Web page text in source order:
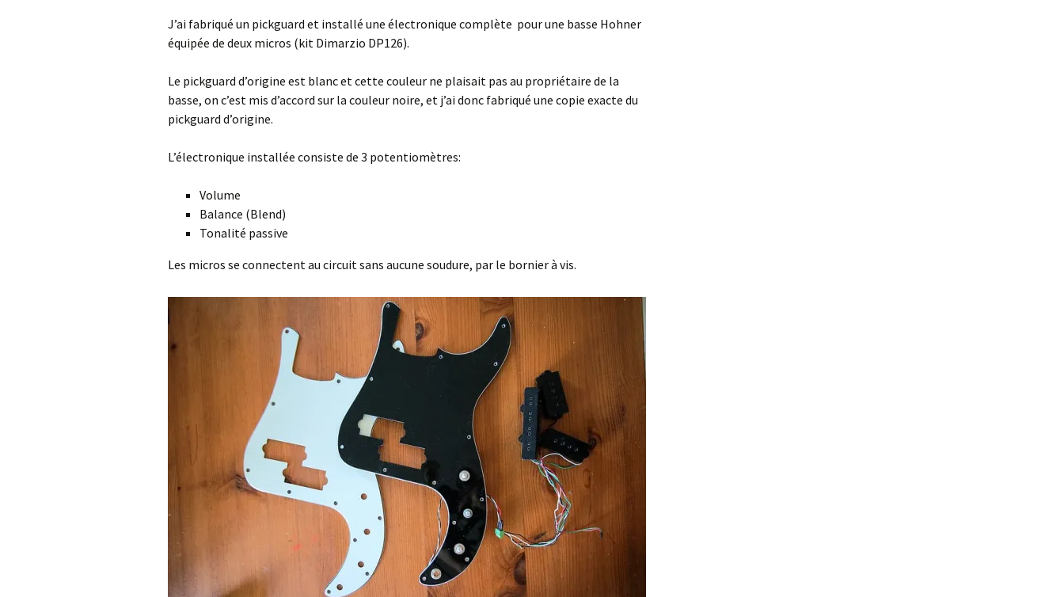
J’ai fabriqué un pickguard et installé une électronique complète pour une basse Hohner
équipée de deux micros (kit Dimarzio DP126).
Le pickguard d’origine est blanc et cette couleur ne plaisait pas au propriétaire de la
basse, on c’est mis d’accord sur la couleur noire, et j’ai donc fabriqué une copie exacte du
pickguard d’origine.
L’électronique installée consiste de 3 potentiomètres:
Volume
Balance (Blend)
Tonalité passive
Les micros se connectent au circuit sans aucune soudure, par le bornier à vis.